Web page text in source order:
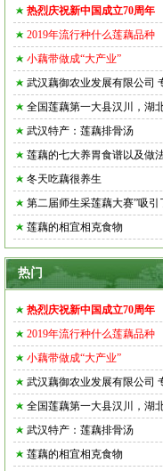
热烈庆祝新中国成立70周年
2019年流行种什么莲藕品种
小藕带做成“大产业”
武汉藕御农业发展有限公司
全国莲藕第一大县汉川，湖
武汉特产：莲藕排骨汤
莲藕的七大养胃食谱以及做
冬天吃藕很养生
第二届师生采莲藕大赛”吸引
莲藕的相宜相克食物
热门
热烈庆祝新中国成立70周年
2019年流行种什么莲藕品种
小藕带做成“大产业”
武汉藕御农业发展有限公司
全国莲藕第一大县汉川，湖
武汉特产：莲藕排骨汤
莲藕的相宜相克食物